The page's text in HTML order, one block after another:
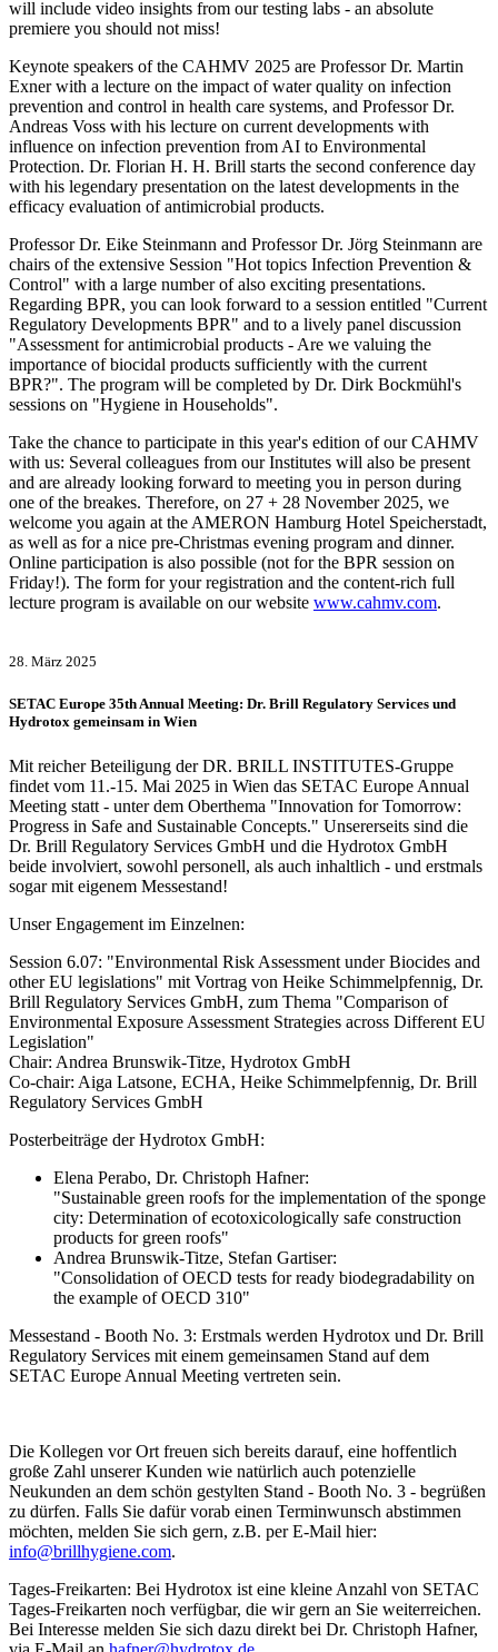
will include video insights from our testing labs - an absolute
premiere you should not miss!
Keynote speakers of the CAHMV 2025 are Professor Dr. Martin
Exner with a lecture on the impact of water quality on infection
prevention and control in health care systems, and Professor Dr.
Andreas Voss with his lecture on current developments with
influence on infection prevention from AI to Environmental
Protection. Dr. Florian H. H. Brill starts the second conference day
with his legendary presentation on the latest developments in the
efficacy evaluation of antimicrobial products.
Professor Dr. Eike Steinmann and Professor Dr. Jörg Steinmann are
chairs of the extensive Session "Hot topics Infection Prevention &
Control" with a large number of also exciting presentations.
Regarding BPR, you can look forward to a session entitled "Current
Regulatory Developments BPR" and to a lively panel discussion
"Assessment for antimicrobial products - Are we valuing the
importance of biocidal products sufficiently with the current
BPR?". The program will be completed by Dr. Dirk Bockmühl's
sessions on "Hygiene in Households".
Take the chance to participate in this year's edition of our CAHMV
with us: Several colleagues from our Institutes will also be present
and are already looking forward to meeting you in person during
one of the breakes. Therefore, on 27 + 28 November 2025, we
welcome you again at the AMERON Hamburg Hotel Speicherstadt,
as well as for a nice pre-Christmas evening program and dinner.
Online participation is also possible (not for the BPR session on
Friday!). The form for your registration and the content-rich full
lecture program is available on our website www.cahmv.com.
28. März 2025
SETAC Europe 35th Annual Meeting: Dr. Brill Regulatory Services und
Hydrotox gemeinsam in Wien
Mit reicher Beteiligung der DR. BRILL INSTITUTES-Gruppe
findet vom 11.-15. Mai 2025 in Wien das SETAC Europe Annual
Meeting statt - unter dem Oberthema "Innovation for Tomorrow:
Progress in Safe and Sustainable Concepts." Unsererseits sind die
Dr. Brill Regulatory Services GmbH und die Hydrotox GmbH
beide involviert, sowohl personell, als auch inhaltlich - und erstmals
sogar mit eigenem Messestand!
Unser Engagement im Einzelnen:
Session 6.07: "Environmental Risk Assessment under Biocides and
other EU legislations" mit Vortrag von Heike Schimmelpfennig, Dr.
Brill Regulatory Services GmbH, zum Thema "Comparison of
Environmental Exposure Assessment Strategies across Different EU
Legislation"
Chair: Andrea Brunswik-Titze, Hydrotox GmbH
Co-chair: Aiga Latsone, ECHA, Heike Schimmelpfennig, Dr. Brill
Regulatory Services GmbH
Posterbeiträge der Hydrotox GmbH:
Elena Perabo, Dr. Christoph Hafner:
"Sustainable green roofs for the implementation of the sponge
city: Determination of ecotoxicologically safe construction
products for green roofs"
Andrea Brunswik-Titze, Stefan Gartiser:
"Consolidation of OECD tests for ready biodegradability on
the example of OECD 310"
Messestand - Booth No. 3: Erstmals werden Hydrotox und Dr. Brill
Regulatory Services mit einem gemeinsamen Stand auf dem
SETAC Europe Annual Meeting vertreten sein.
Die Kollegen vor Ort freuen sich bereits darauf, eine hoffentlich
große Zahl unserer Kunden wie natürlich auch potenzielle
Neukunden an dem schön gestylten Stand - Booth No. 3 - begrüßen
zu dürfen. Falls Sie dafür vorab einen Terminwunsch abstimmen
möchten, melden Sie sich gern, z.B. per E-Mail hier:
info@brillhygiene.com.
Tages-Freikarten: Bei Hydrotox ist eine kleine Anzahl von SETAC
Tages-Freikarten noch verfügbar, die wir gern an Sie weiterreichen.
Bei Interesse melden Sie sich dazu direkt bei Dr. Christoph Hafner,